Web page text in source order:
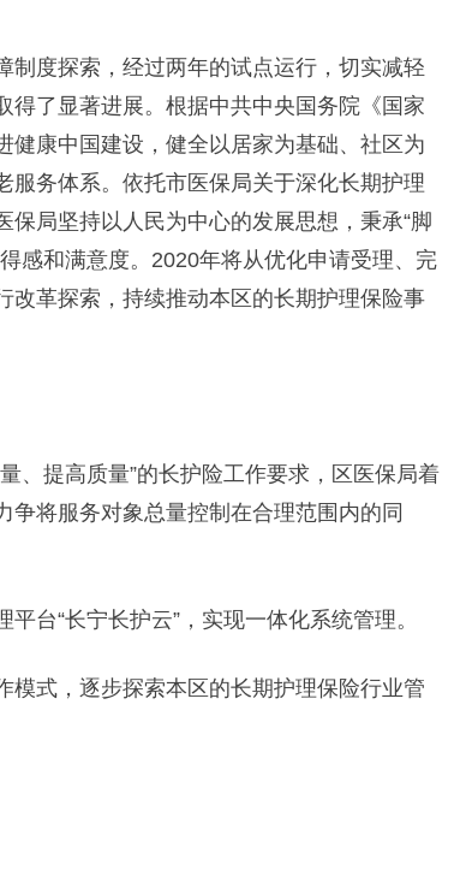
度探索，经过两年的试点运行，切实减轻
得了显著进展。根据中共中央国务院《国家
康中国建设，健全以居家为基础、社区为
务体系。依托市医保局关于深化长期护理
局坚持以人民为中心的发展思想，秉承“脚
感和满意度。2020年将从优化申请受理、完
改革探索，持续推动本区的长期护理保险事
提高质量”的长护险工作要求，区医保局着
将服务对象总量控制在合理范围内的同
“长宁长护云”，实现一体化系统管理。
式，逐步探索本区的长期护理保险行业管